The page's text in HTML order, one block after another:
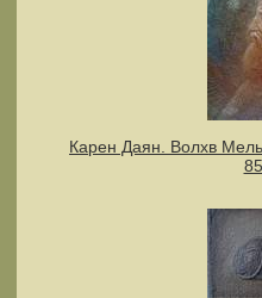
Карен Даян. Волхв